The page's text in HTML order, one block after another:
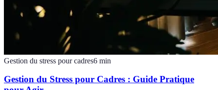
Gestion du stress pour cadres6 min
Gestion du Stress pour Cadres : Guide Pratique